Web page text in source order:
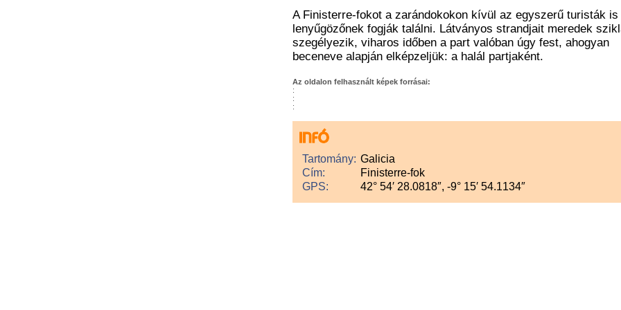
A Finisterre-fokot a zarándokokon kívül az egyszerű turisták is
lenyűgözőnek fogják találni. Látványos strandjait meredek
szegélyezik, viharos időben a part valóban úgy fest, ahogyan
beceneve alapján elképzeljük: a halál partjaként.
Az oldalon felhasznált képek forrásai:
:
:
:
Tartomány: Galicia
Cím:
Finisterre-fok
GPS:
42° 54′ 28.0818″, -9° 15′ 54.1134″